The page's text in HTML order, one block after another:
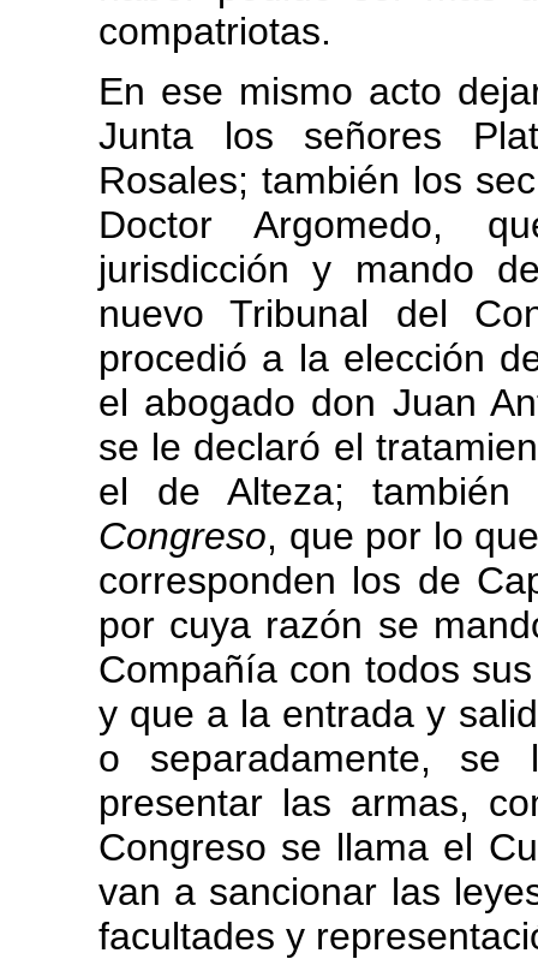
compatriotas.
En ese mismo acto
Junta los señores
Rosales; también los
Doctor Argomedo,
jurisdicción y mando
nuevo Tribunal del
procedió a la elección
el abogado don Juan
se le declaró el
el de Alteza;
Congreso, que por lo
corresponden los de
por cuya razón se
Compañía con todos
y que a la entrada y
o separadamente,
presentar las armas,
Congreso se llama el
van a sancionar las
facultades y